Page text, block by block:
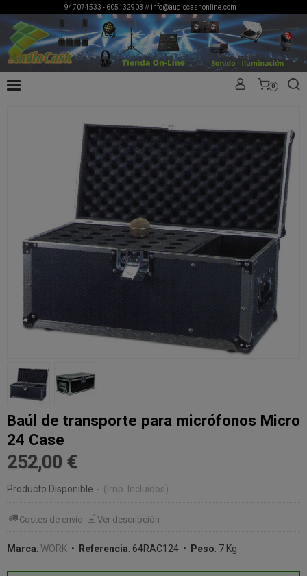
947074533 - 605132903 // info@audiocashonline.com
0
Baúl de transporte para micrófonos Micro
24 Case
252,00 €
Producto Disponible - (Imp. Incluidos)
Costes de envío Ver descripción
Marca: WORK • Referencia: 64RAC124 • Peso: 7 Kg